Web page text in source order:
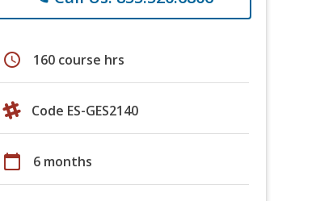
schedule 160 course hrs
Code ES-GES2140
calendar_today 6 months